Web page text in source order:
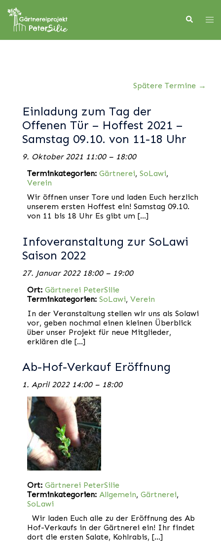
to
content
Search
Spätere Termine →
Einladung zum Tag der
Offenen Tür – Hoffest 2021 –
Samstag 09.10. von 11-18 Uhr
9. Oktober 2021 11:00– 18:00
Terminkategorien: Gärtnerei, SoLawi,
Verein
Wir öffnen unser Tore und laden Euch herzlich
unserem ersten Hoffest ein! Samstag 09.10.
von 11 bis 18 Uhr Es gibt um […]
Infoveranstaltung zur SoLawi
Saison 2022
27. Januar 2022 18:00– 19:00
Ort: Gärtnerei PeterSilie
Terminkategorien: SoLawi, Verein
In der Veranstaltung stellen wir uns als Solawi
vor, geben nochmal einen kleinen Überblick
über unser Projekt für neue Mitglieder,
erklären die […]
Ab-Hof-Verkauf Eröffnung
1. April 2022 14:00– 18:00
Ort: Gärtnerei PeterSilie
Terminkategorien: Allgemein, Gärtnerei,
SoLawi
Wir laden Euch alle zu der Eröffnung des Ab
Hof-Verkaufs in der Gärtnerei ein! Ihr findet
dort die ersten Salate, Kohlrabis, […]